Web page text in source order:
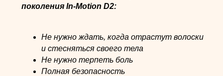
поколения In-Motion D2:
Не нужно ждать, когда отрастут волоски
и стесняться своего тела
Не нужно терпеть боль
Полная безопасность